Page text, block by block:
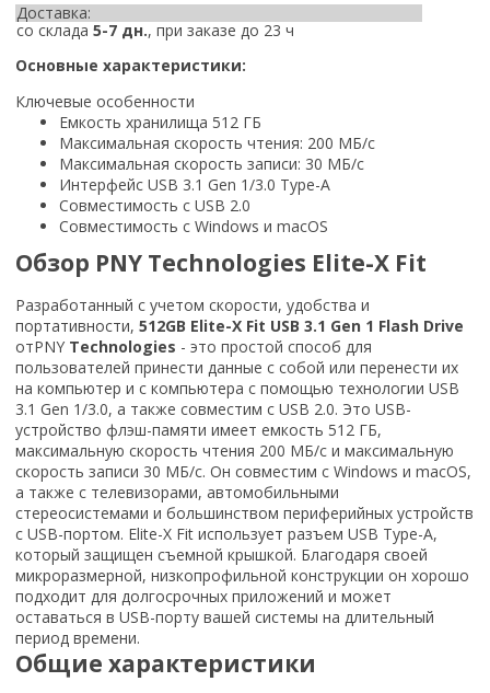
Доставка:
со склада 5-7 дн., при заказе до 23 ч
Основные характеристики:
Ключевые особенности
Емкость хранилища 512 ГБ
Максимальная скорость чтения: 200 МБ/с
Максимальная скорость записи: 30 МБ/с
Интерфейс USB 3.1 Gen 1/3.0 Type-A
Совместимость с USB 2.0
Совместимость с Windows и macOS
Обзор PNY Technologies Elite-X Fit
Разработанный с учетом скорости, удобства и
портативности, 512GB Elite-X Fit USB 3.1 Gen 1 Flash Drive
отPNY Technologies - это простой способ для
пользователей принести данные с собой или перенести их
на компьютер и с компьютера с помощью технологии USB
3.1 Gen 1/3.0, а также совместим с USB 2.0. Это USB-
устройство флэш-памяти имеет емкость 512 ГБ,
максимальную скорость чтения 200 МБ/с и максимальную
скорость записи 30 МБ/с. Он совместим с Windows и macOS,
а также с телевизорами, автомобильными
стереосистемами и большинством периферийных устройств
с USB-портом. Elite-X Fit использует разъем USB Type-A,
который защищен съемной крышкой. Благодаря своей
микроразмерной, низкопрофильной конструкции он хорошо
подходит для долгосрочных приложений и может
оставаться в USB-порту вашей системы на длительный
период времени.
Общие характеристики